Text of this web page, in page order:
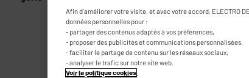
ONE IH
Afin d'améliorer votre visite, et avec votre accord, ELECTRO
données personnelles pour :
- partager des contenus adaptés à vos préférences,
- proposer des publicités et communications personnalisées,
- faciliter le partage de contenu sur les réseaux sociaux,
- analyser le trafic sur notre site web.
Voir la politique cookies